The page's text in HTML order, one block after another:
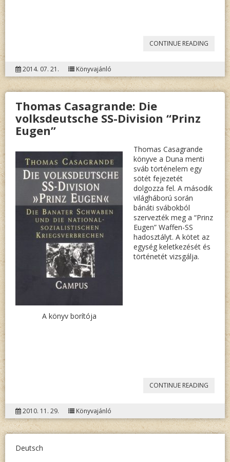
CONTINUE READING „FÜZES
ÚJVÁRI
2014. 07. 21. Könyvajánló
Thomas Casagrande: Die
volksdeutsche SS-Division “Prinz
Eugen”
A könyv borítója
Thomas Casagrande
könyve a Duna menti
sváb történelem egy
sötét fejezetét
dolgozza fel. A második
világháború során
bánáti svábokból
szervezték meg a “Prinz
Eugen” Waffen-SS
hadosztályt. A kötet az
egység keletkezését és
történetét vizsgálja.
CONTINUE READING
2010. 11. 29. Könyvajánló
Deutsch